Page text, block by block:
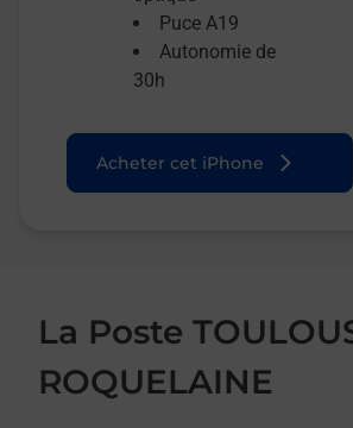
Puce A19
Autonomie de
30h
Acheter cet iPhone
La Poste
ROQUELAINE